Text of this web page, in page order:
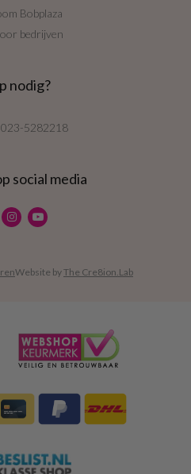
Bobplaza
bedrijven
nodig?
023-5282218
social media
Website byThe Cre8ion.Lab